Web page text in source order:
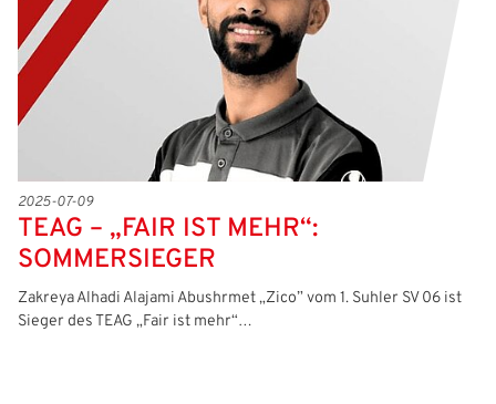
2025-07-09
TEAG – „FAIR IST MEHR“:
SOMMERSIEGER
Zakreya Alhadi Alajami Abushrmet „Zico” vom 1. Suhler SV 06 ist
Sieger des TEAG „Fair ist mehr“…
Passwort: